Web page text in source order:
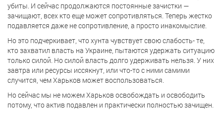
убиты. И сейчас продолжаются постоянные зачистки —
зачищают, всех кто еще может сопротивляться. Теперь жестко
подавляется даже не сопротивление, а просто инакомыслие.
Но это подчеркивает, что хунта чувствует свою слабость- те,
кто захватил власть на Украине, пытаются удержать ситуацию
только силой. Но силой власть долго удерживать нельзя. У них
завтра или ресурсы иссякнут, или что-то с ними самими
случится, чем Харьков может воспользоваться.
Но сейчас мы не можем Харьков освобождать и освободить
потому, что актив подавлен и практически полностью зачищен.